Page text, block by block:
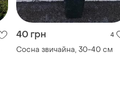
40 грн 4
Сосна звичайна, 30-40 см